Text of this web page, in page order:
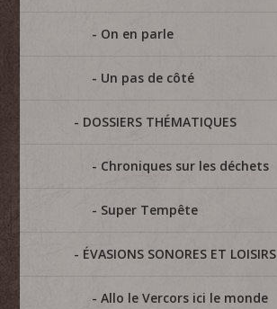
On en parle
Un pas de côté
DOSSIERS THÉMATIQUES
Chroniques sur les déchets
Super Tempête
ÉVASIONS SONORES ET LOISIRS
Allo le Vercors ici le monde